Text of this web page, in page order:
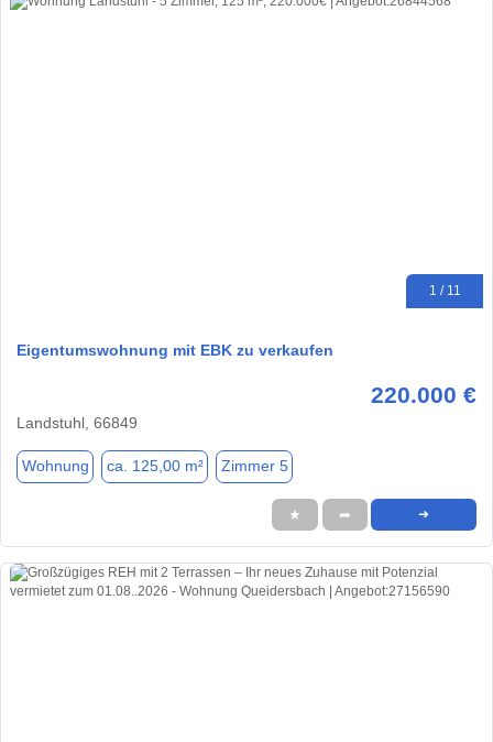
1 / 11
Eigentumswohnung mit EBK zu verkaufen
220.000 €
Landstuhl, 66849
Wohnung ca. 125,00 m² Zimmer 5
★ ➦ ➜